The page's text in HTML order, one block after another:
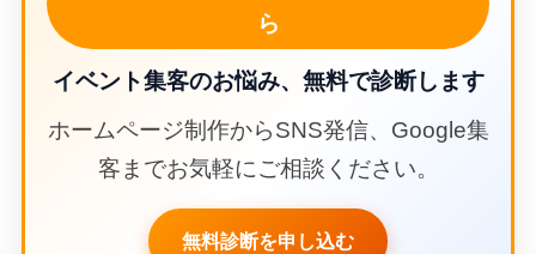
ら
イベント集客のお悩み、無料で診断します
ホームページ制作からSNS発信、Google集
客までお気軽にご相談ください。
無料診断を申し込む